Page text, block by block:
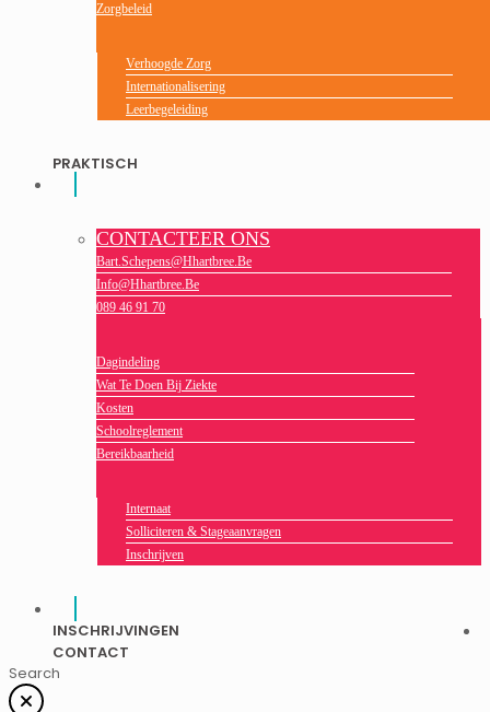
Zorgbeleid
Verhoogde Zorg
Internationalisering
Leerbegeleiding
PRAKTISCH
CONTACTEER ONS
Bart.schepens@hhartbree.be
Info@hhartbree.be
089 46 91 70
Dagindeling
Wat Te Doen Bij Ziekte
Kosten
Schoolreglement
Bereikbaarheid
Internaat
Solliciteren & Stageaanvragen
Inschrijven
INSCHRIJVINGEN
CONTACT
Search